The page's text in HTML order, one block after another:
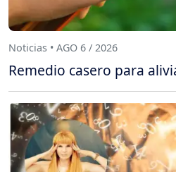
Noticias • AGO 6 / 2026
Remedio casero para